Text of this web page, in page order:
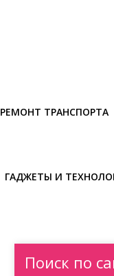
РЕМОНТ ТРАНСПОРТА
ГАДЖЕТЫ И
Поиск по